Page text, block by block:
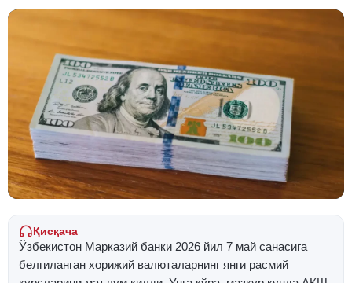
Қисқача
Ўзбекистон Марказий банки 2026 йил 7 май санасига
белгиланган хорижий валюталарнинг янги расмий